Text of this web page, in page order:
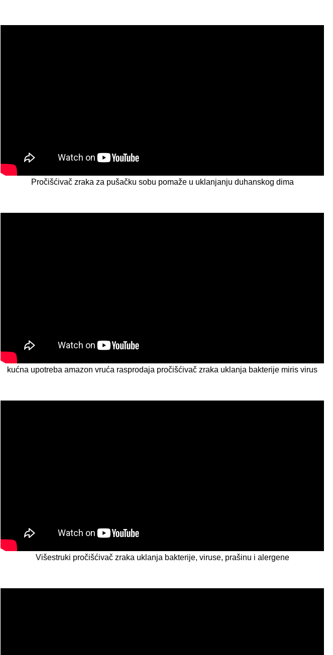
Pročišćivač zraka za pušačku sobu pomaže u uklanjanju duhanskog dima
kućna upotreba amazon vruća rasprodaja pročišćivač zraka uklanja bakterije miris virus
Višestruki pročišćivač zraka uklanja bakterije, viruse, prašinu i alergene